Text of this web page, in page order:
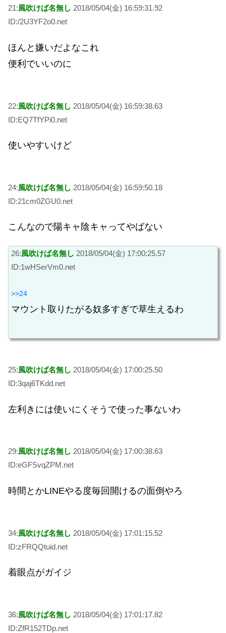
21:風吹けば名無し 2018/05/04(金) 16:59:31.92
ID:/2U3YF2o0.net
ほんと嫌いだよなこれ
便利でいいのに
22:風吹けば名無し 2018/05/04(金) 16:59:38.63
ID:EQ7TfYPi0.net
使いやすいけど
24:風吹けば名無し 2018/05/04(金) 16:59:50.18
ID:21cm0ZGU0.net
こんなので陽キャ陰キャってやばない
26:風吹けば名無し 2018/05/04(金) 17:00:25.57
ID:1wHSerVm0.net
>>24
マウント取りたがる奴多すぎで草生えるわ
25:風吹けば名無し 2018/05/04(金) 17:00:25.50
ID:3qaj6TKdd.net
左利きには使いにくそうで使った事ないわ
29:風吹けば名無し 2018/05/04(金) 17:00:38.63
ID:eGFSvqZPM.net
時間とかLINEやる度毎回開けるの面倒やろ
34:風吹けば名無し 2018/05/04(金) 17:01:15.52
ID:zFRQQtuid.net
着眼点がガイジ
36:風吹けば名無し 2018/05/04(金) 17:01:17.82
ID:ZfR152TDp.net